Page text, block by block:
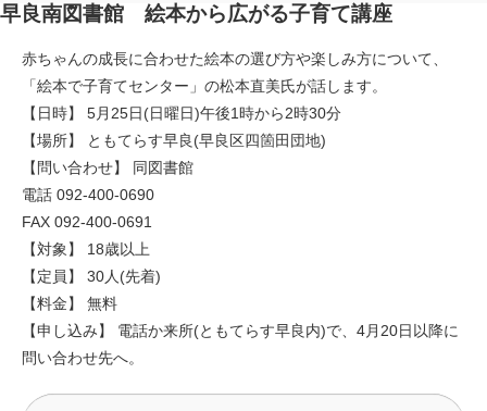
早良南図書館 絵本から広がる子育て講座
赤ちゃんの成長に合わせた絵本の選び方や楽しみ方について、
「絵本で子育てセンター」の松本直美氏が話します。
【日時】 5月25日(日曜日)午後1時から2時30分
【場所】 ともてらす早良(早良区四箇田団地)
【問い合わせ】 同図書館
電話 092-400-0690
FAX 092-400-0691
【対象】 18歳以上
【定員】 30人(先着)
【料金】 無料
【申し込み】 電話か来所(ともてらす早良内)で、4月20日以降に
問い合わせ先へ。